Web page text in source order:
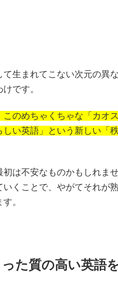
生まれてこない次元の異
です。
のめちゃくちゃな「カオ
い英語」という新しい「
は不安なものかもしれま
くことで、やがてそれが
。
た質の高い英語